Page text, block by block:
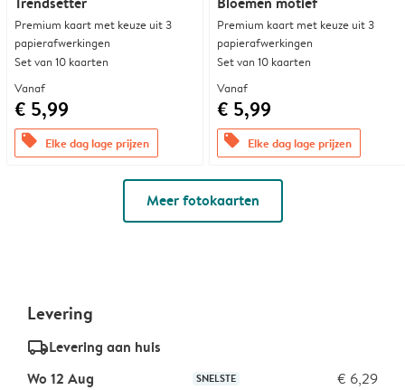
Premium kaart met keuze uit 3
papierafwerkingen
Set van 10 kaarten
Vanaf
€ 5,99
offers Elke dag lage prijzen
Premium kaart met keuze uit 3
papierafwerkingen
Set van 10 kaarten
Vanaf
€ 5,99
offers Elke dag lage prijzen
Meer fotokaarten
Levering
delivery_standard_v2Levering aan huis
Wo 12 Aug
SNELSTE € 6,29